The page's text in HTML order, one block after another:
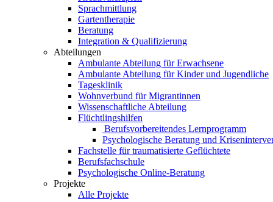
Sprachmittlung
Gartentherapie
Beratung
Integration & Qualifizierung
Abteilungen
Ambulante Abteilung für Erwachsene
Ambulante Abteilung für Kinder und Jugendliche
Tagesklinik
Wohnverbund für Migrantinnen
Wissenschaftliche Abteilung
Flüchtlingshilfen
Berufsvorbereitendes Lernprogramm
Psychologische Beratung und
Fachstelle für traumatisierte Geflüchtete
Berufsfachschule
Psychologische Online-Beratung
Projekte
Alle Projekte